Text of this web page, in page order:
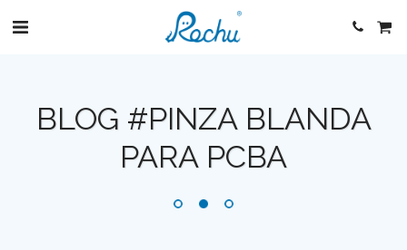
BLOG #PINZA BLANDA
PARA PCBA